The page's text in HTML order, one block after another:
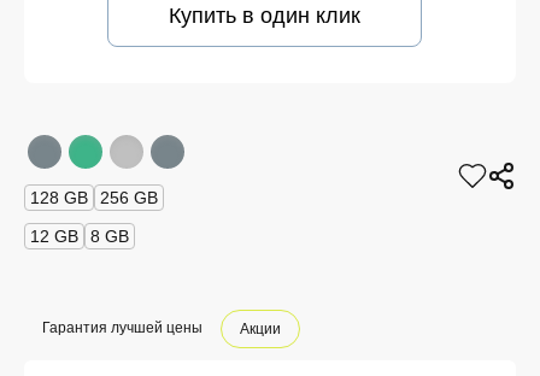
Купить в один клик
128 GB
256 GB
12 GB
8 GB
Гарантия лучшей цены Акции